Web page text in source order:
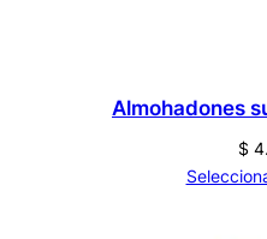
Almohadones
$